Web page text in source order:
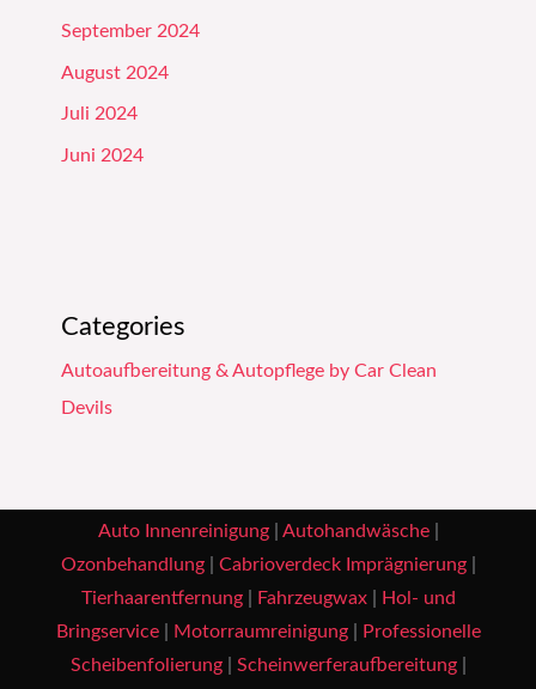
September 2024
August 2024
Juli 2024
Juni 2024
Categories
Autoaufbereitung & Autopflege by Car Clean
Devils
Auto Innenreinigung| Autohandwäsche|
Ozonbehandlung| Cabrioverdeck Imprägnierung|
Tierhaarentfernung| Fahrzeugwax|
Hol- und
Bringservice| Motorraumreinigung|
Professionelle
Scheibenfolierung| Scheinwerferaufbereitung|